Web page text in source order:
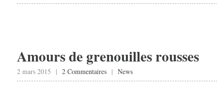
Amours de grenouilles rousses
2 mars 2015 | 2 Commentaires | News